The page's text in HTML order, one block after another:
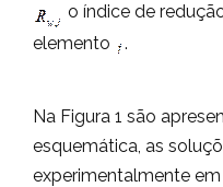
o índice de
elemento
.
Na Figura 1 são
esquemática, as
experimentalmente